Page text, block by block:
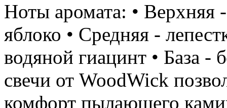
Ноты аромата: • Верхняя
яблоко • Средняя -
водяной гиацинт • База -
свечи от WoodWick
комфорт пылающего